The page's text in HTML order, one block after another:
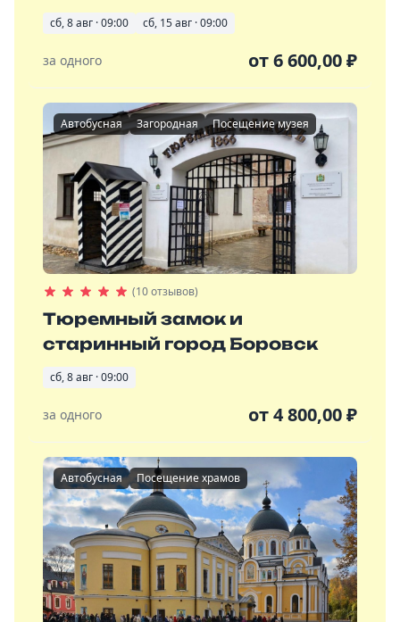
сб, 8 авг · 09:00 сб, 15 авг · 09:00
за одного от6 600,00₽
Автобусная Загородная Посещение музея
(10 отзывов)
Тюремный замок и
старинный город Боровск
сб, 8 авг · 09:00
за одного от4 800,00₽
Автобусная Посещение храмов